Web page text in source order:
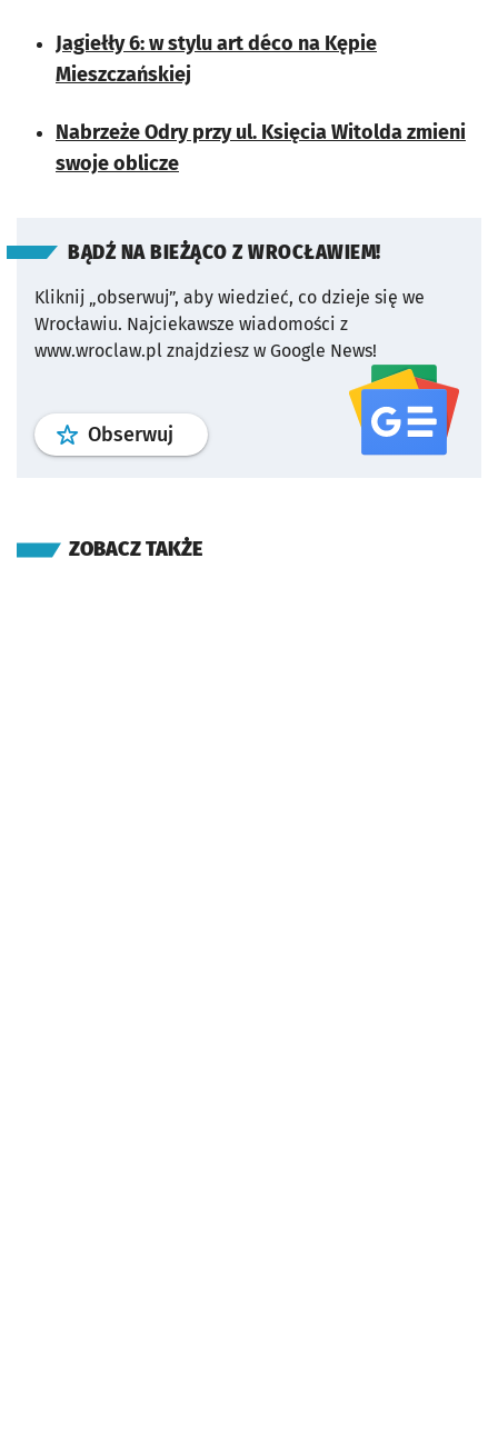
Jagiełły 6: w stylu art déco na Kępie
Mieszczańskiej
Nabrzeże Odry przy ul. Księcia Witolda zmieni
swoje oblicze
BĄDŹ NA BIEŻĄCO Z WROCŁAWIEM!
Kliknij „obserwuj”, aby wiedzieć, co dzieje się we
Wrocławiu. Najciekawsze wiadomości z
www.wroclaw.pl znajdziesz w Google News!
Obserwuj profil serwisu
ZOBACZ TAKŻE